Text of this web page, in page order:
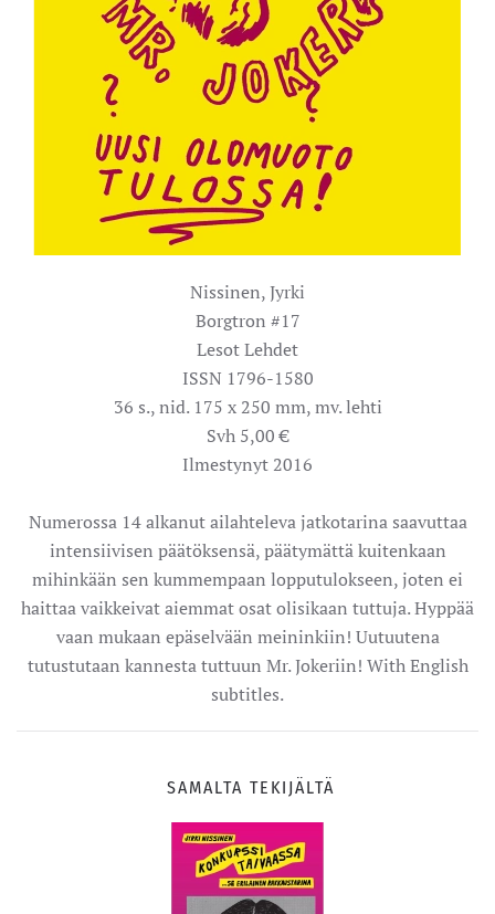
Nissinen, Jyrki
Borgtron #17
Lesot Lehdet
ISSN 1796-1580
36 s., nid. 175 x 250 mm, mv. lehti
Svh 5,00 €
Ilmestynyt 2016
Numerossa 14 alkanut ailahteleva jatkotarina saavuttaa
intensiivisen päätöksensä, päätymättä kuitenkaan
mihinkään sen kummempaan lopputulokseen, joten ei
haittaa vaikkeivat aiemmat osat olisikaan tuttuja. Hyppää
vaan mukaan epäselvään meininkiin! Uutuutena
tutustutaan kannesta tuttuun Mr. Jokeriin! With English
subtitles.
SAMALTA TEKIJÄLTÄ